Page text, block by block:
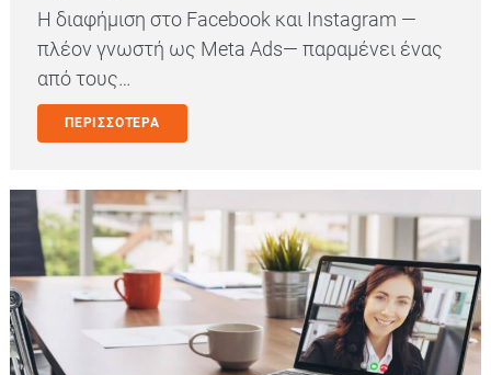
Η διαφήμιση στο Facebook και Instagram —
πλέον γνωστή ως Meta Ads— παραμένει ένας
από τους…
ΠΕΡΙΣΣΟΤΕΡΑ